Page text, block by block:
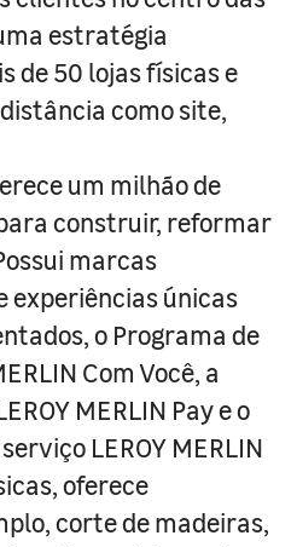
estratégia
de 50 lojas físicas e
como site,
um milhão de
construir, reformar
marcas
experiências únicas
o Programa de
Com Você, a
MERLIN Pay e o
LEROY MERLIN
oferece
corte de madeiras,